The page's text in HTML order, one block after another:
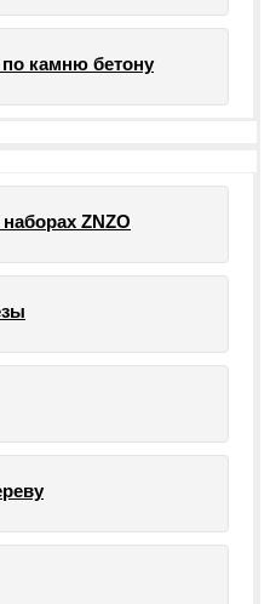
камню бетону
ZNZO